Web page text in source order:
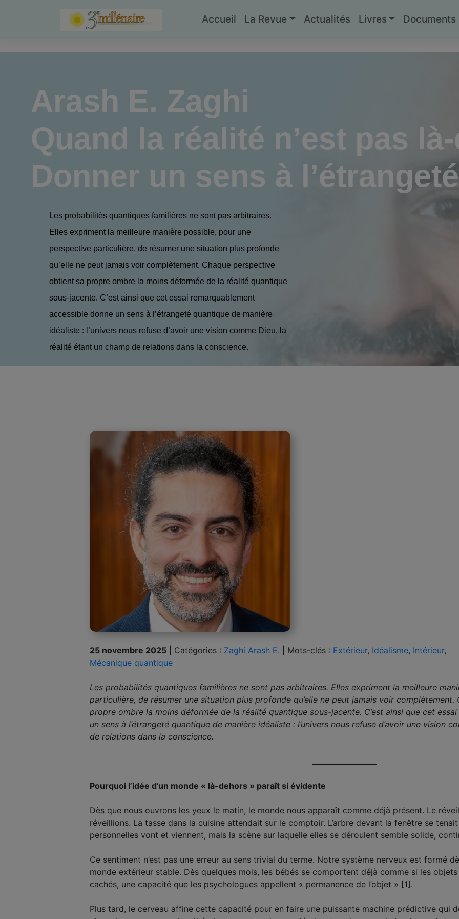
Accueil La Revue Actualités Livres
Arash E. Zaghi
Quand la réalité n’est pas
Donner un sens à
Les probabilités quantiques familières ne sont pas arbitraires.
Elles expriment la meilleure manière possible, pour une
perspective particulière, de résumer une situation plus profonde
qu’elle ne peut jamais voir complètement. Chaque perspective
obtient sa propre ombre la moins déformée de la réalité quantique
sous-jacente. C’est ainsi que cet essai remarquablement
accessible donne un sens à l’étrangeté quantique de manière
idéaliste : l’univers nous refuse d’avoir une vision comme Dieu, la
réalité étant un champ de relations dans la conscience.
25 novembre 2025 Catégories : Zaghi Arash E. Mots-clés : Extérieur, Idéalisme, Intérieur,
Mécanique quantique
Les probabilités quantiques familières ne sont pas arbitraires. Elles expriment la meilleure
particulière, de résumer une situation plus profonde qu’elle ne peut jamais voir
propre ombre la moins déformée de la réalité quantique sous-jacente. C’est ainsi que cet
un sens à l’étrangeté quantique de manière idéaliste : l’univers nous refuse d’avoir une vision
de relations dans la conscience.
Pourquoi l’idée d’un monde « là-dehors » paraît si évidente
Dès que nous ouvrons les yeux le matin, le monde nous apparaît comme déjà présent. Le
réveillions. La tasse dans la cuisine attendait sur le comptoir. L’arbre devant la fenêtre se
personnelles vont et viennent, mais la scène sur laquelle elles se déroulent semble solide,
Ce sentiment n’est pas une erreur au sens trivial du terme. Notre système nerveux est formé
monde extérieur stable. Dès quelques mois, les bébés se comportent déjà comme si les objets
cachés, une capacité que les psychologues appellent « permanence de l’objet » [1].
Plus tard, le cerveau affine cette capacité pour en faire une puissante machine prédictive qui